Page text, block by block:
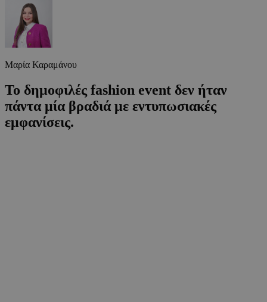
Μαρία Καραμάνου
Το δημοφιλές fashion event δεν ήταν
πάντα μία βραδιά με εντυπωσιακές
εμφανίσεις.